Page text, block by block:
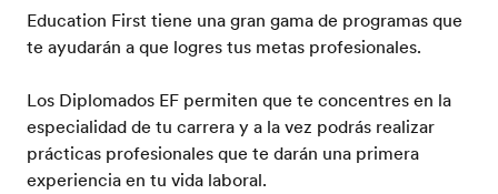
Education First tiene una gran gama de programas que
te ayudarán a que logres tus metas profesionales.
Los Diplomados EF permiten que te concentres en la
especialidad de tu carrera y a la vez podrás realizar
prácticas profesionales que te darán una primera
experiencia en tu vida laboral.